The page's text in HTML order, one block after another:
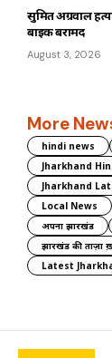
सुमित अग्रवाल
बाइक बरामद
August 3, 2026
More
hindi news
Jharkhand
Jharkhand
Local News
अपना झारखंड
झारखंड की ताज़ा
Latest